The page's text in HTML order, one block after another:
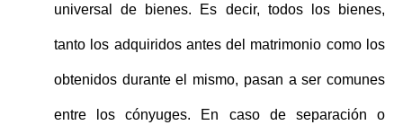
universal de bienes. Es decir, todos los bienes,
tanto los adquiridos antes del matrimonio como los
obtenidos durante el mismo, pasan a ser comunes
entre los cónyuges. En caso de separación o